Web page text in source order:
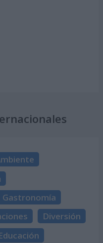
Gastronomía
Diversión